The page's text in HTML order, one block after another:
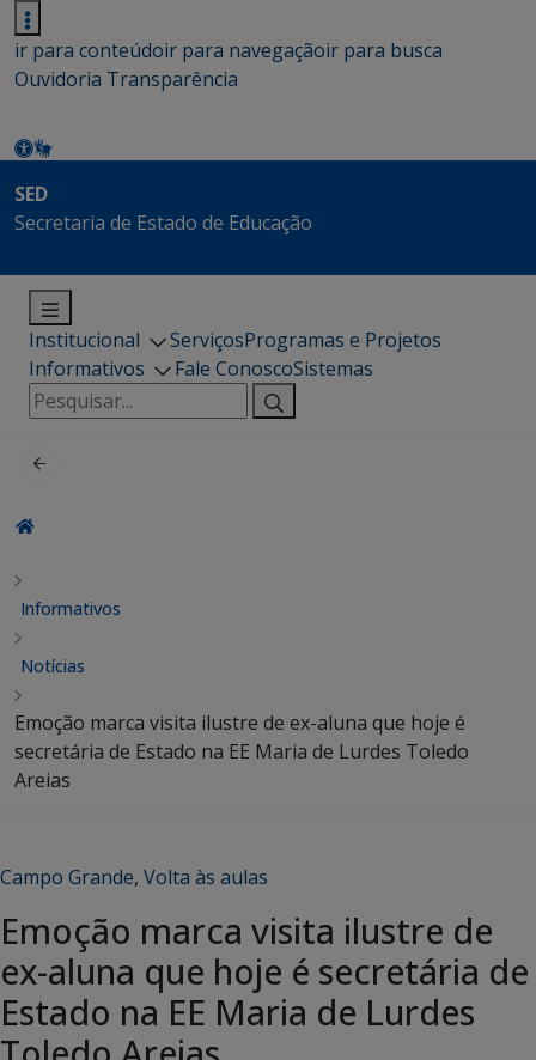
ir para conteúdoir para navegaçãoir para busca
Ouvidoria Transparência
SED
Secretaria de Estado de Educação
Institucional ServiçosProgramas e Projetos
Informativos
Fale ConoscoSistemas
Pesquisar
por:
Informativos
Notícias
Emoção marca visita ilustre de ex-aluna que hoje é
secretária de Estado na EE Maria de Lurdes Toledo
Areias
Campo Grande, Volta às aulas
Emoção marca visita ilustre de
ex-aluna que hoje é secretária de
Estado na EE Maria de Lurdes